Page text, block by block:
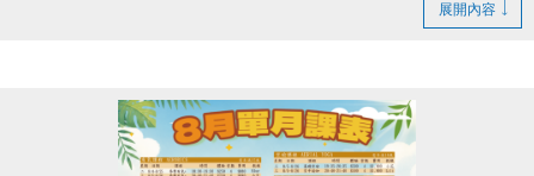
https://www.lzsports.com.tw/zh_TW/news/pageID/1/
歡迎持續關注蘆竹國民運動中心，掌握最新優惠與活
展開內容